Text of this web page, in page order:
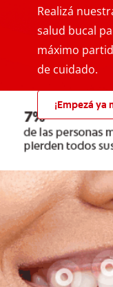
Realizá
salud bucal
máximo
de cuidado.
¡Empezá ya